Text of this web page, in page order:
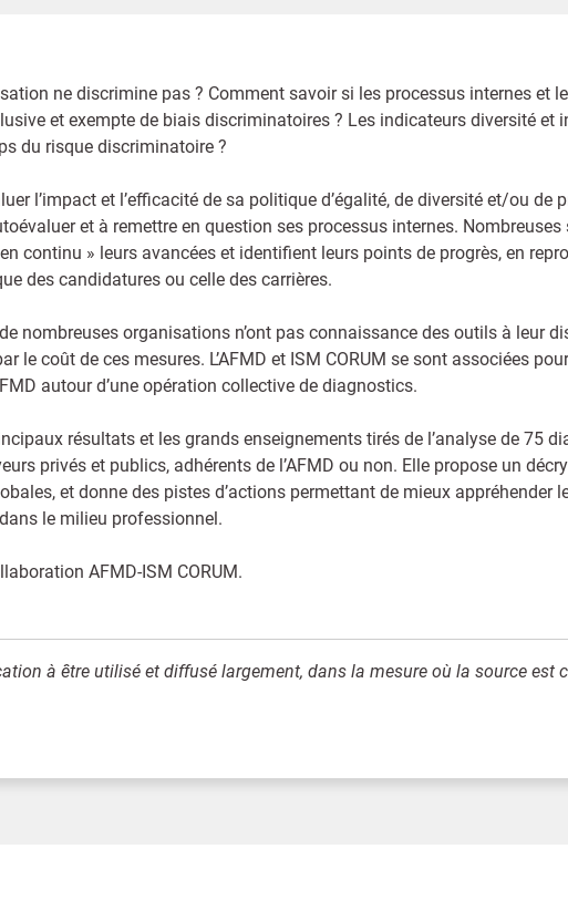
ne discrimine pas ? Comment savoir si les processus internes et
et exempte de biais discriminatoires ? Les indicateurs diversité et
du risque discriminatoire ?
l’impact et l’efficacité de sa politique d’égalité, de diversité et/ou
et à remettre en question ses processus internes.
continu » leurs avancées et identifient leurs points de progrès, en
des candidatures ou celle des carrières.
nombreuses organisations n’ont pas connaissance des outils à leur
le coût de ces mesures. L’AFMD et ISM CORUM se sont associées
autour d’une opération collective de diagnostics.
résultats et les grands enseignements tirés de l’analyse de 75
privés et publics, adhérents de l’AFMD ou non. Elle propose un
et donne des pistes d’actions permettant de mieux appréhender
le milieu professionnel.
AFMD-ISM CORUM.
à être utilisé et diffusé largement, dans la mesure où la source est